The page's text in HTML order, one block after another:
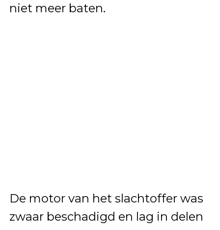
niet meer baten.
De motor van het slachtoffer was
zwaar beschadigd en lag in delen